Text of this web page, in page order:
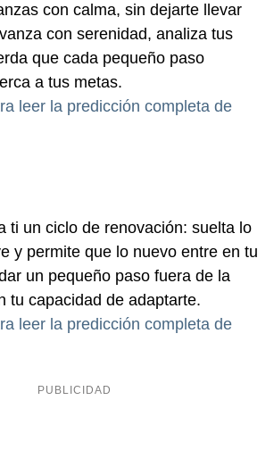
con calma, sin dejarte llevar
con serenidad, analiza tus
que cada pequeño paso
a tus metas.
leer la predicción completa de
ti un ciclo de renovación: suelta lo
y permite que lo nuevo entre en tu
un pequeño paso fuera de la
tu capacidad de adaptarte.
leer la predicción completa de